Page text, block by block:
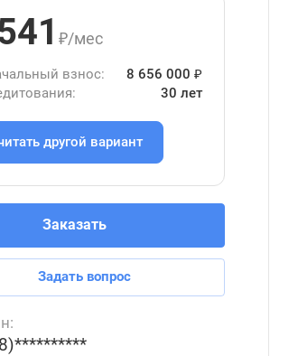
₽/мес
взнос:
8 656 000 ₽
30 лет
другой вариант
Заказать
Задать вопрос